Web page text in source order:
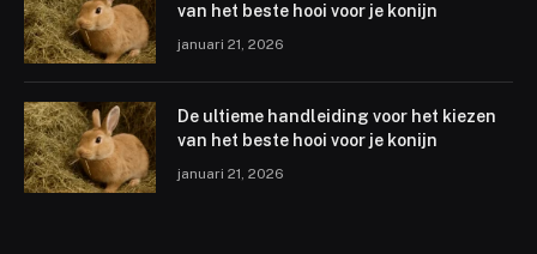
van het beste hooi voor je konijn
januari 21, 2026
De ultieme handleiding voor het kiezen
van het beste hooi voor je konijn
januari 21, 2026